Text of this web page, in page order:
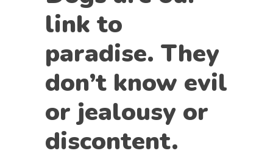
link to
paradise. They
don’t know evil
or jealousy or
discontent.